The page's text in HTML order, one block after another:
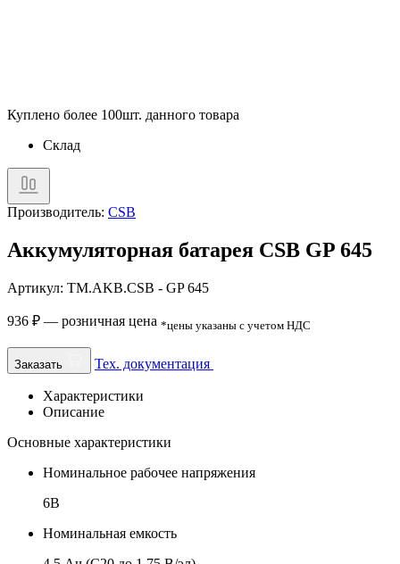
Куплено более 100шт. данного товара
Склад
Производитель: CSB
Аккумуляторная батарея CSB GP 645
Артикул: TM.AKB.CSB - GP 645
936 ₽ — розничная цена *цены указаны с учетом НДС
Заказать Тех. документация
Характеристики
Описание
Основные характеристики
Номинальное рабочее напряжения
6В
Номинальная емкость